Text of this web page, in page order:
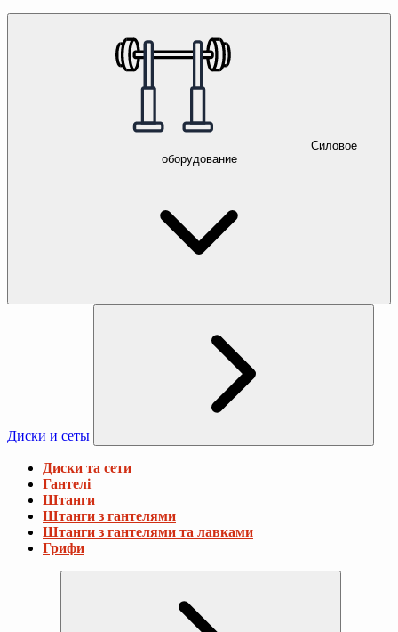
Силовое
оборудование
Диски и сеты
Диски та сети
Гантелі
Штанги
Штанги з гантелями
Штанги з гантелями та лавками
Грифи